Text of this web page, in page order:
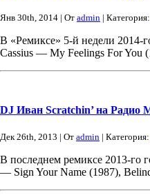
Янв 30th, 2014 | От admin | Категория:
В «Ремиксе» 5-й недели 2014-
Cassius — My Feelings For
DJ Иван Scratchin’ на Радио
Дек 26th, 2013 | От admin | Категория:
В последнем ремиксе 2013-го
— Sign Your Name (1987),